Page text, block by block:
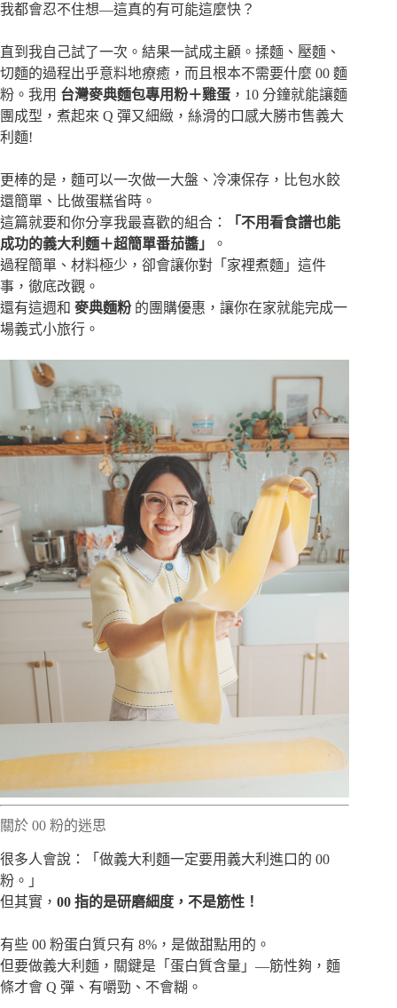
我都會忍不住想—這真的有可能這麼快？
直到我自己試了一次。結果一試成主顧。揉麵、壓麵、
切麵的過程出乎意料地療癒，而且根本不需要什麼 00 麵
粉。我用 台灣麥典麵包專用粉＋雞蛋 ，10 分鐘就能讓麵
團成型，煮起來 Q 彈又細緻，絲滑的口感大勝市售義大
利麵!
更棒的是，麵可以一次做一大盤、冷凍保存，比包水餃
還簡單、比做蛋糕省時。
這篇就要和你分享我最喜歡的組合：
「不用看食譜也能
成功的義大利麵＋超簡單番茄醬」
。
過程簡單、材料極少，卻會讓你對「家裡煮麵」這件
事，徹底改觀。
還有這週和 麥典麵粉的團購優惠，讓你在家就能完成一
場義式小旅行。
關於 00 粉的迷思
很多人會說：「做義大利麵一定要用義大利進口的 00
粉。」
但其實， 00 指的是研磨細度，不是筋性！
有些 00 粉蛋白質只有 8%，是做甜點用的。
但要做義大利麵，關鍵是「蛋白質含量」—筋性夠，麵
條才會 Q 彈、有嚼勁、不會糊。